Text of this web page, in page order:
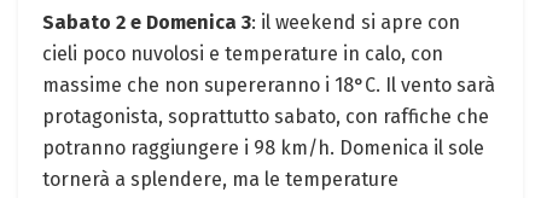
Sabato 2 e Domenica 3: il weekend si apre con
cieli poco nuvolosi e temperature in calo, con
massime che non supereranno i 18°C. Il vento sarà
protagonista, soprattutto sabato, con raffiche che
potranno raggiungere i 98 km/h. Domenica il sole
tornerà a splendere, ma le temperature